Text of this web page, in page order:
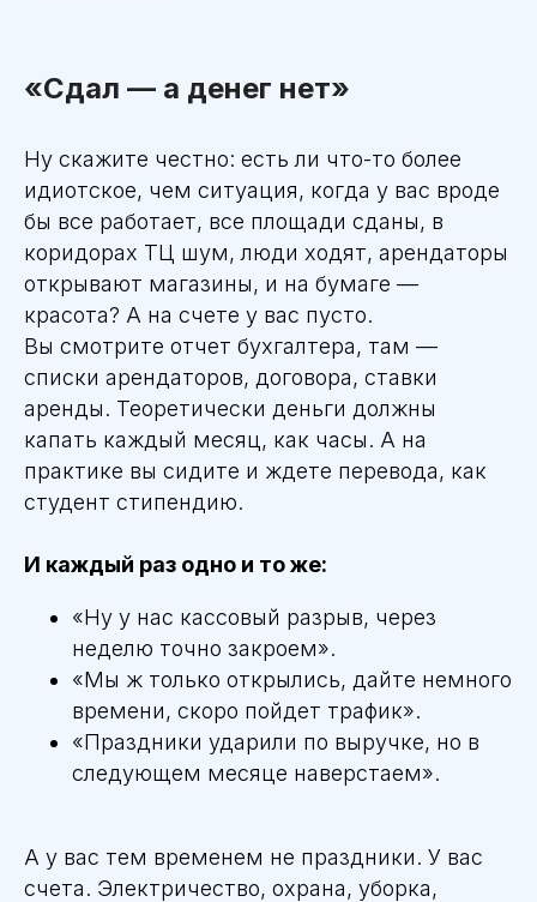
«Сдал — а денег нет»
Ну скажите честно: есть ли что-то более
идиотское, чем ситуация, когда у вас вроде
бы все работает, все площади сданы, в
коридорах ТЦ шум, люди ходят, арендаторы
открывают магазины, и на бумаге —
красота? А на счете у вас пусто.
Вы смотрите отчет бухгалтера, там —
списки арендаторов, договора, ставки
аренды. Теоретически деньги должны
капать каждый месяц, как часы. А на
практике вы сидите и ждете перевода, как
студент стипендию.
И каждый раз одно и то же:
«Ну у нас кассовый разрыв, через
неделю точно закроем».
«Мы ж только открылись, дайте немного
времени, скоро пойдет трафик».
«Праздники ударили по выручке, но в
следующем месяце наверстаем».
А у вас тем временем не праздники. У вас
счета. Электричество, охрана, уборка,